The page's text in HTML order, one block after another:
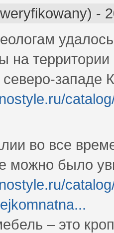
-
территории
западе
во все
можно было
– это